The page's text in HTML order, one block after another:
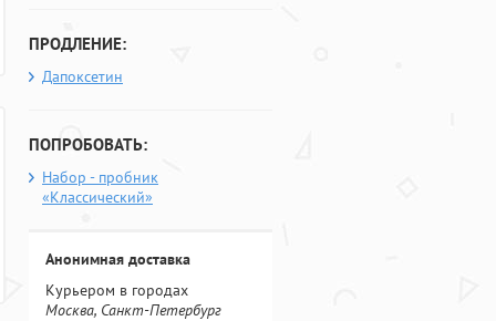
ПРОДЛЕНИЕ:
Дапоксетин
ПОПРОБОВАТЬ:
Набор - пробник
«Классический»
Анонимная доставка
Курьером в городах
Москва, Санкт-Петербург